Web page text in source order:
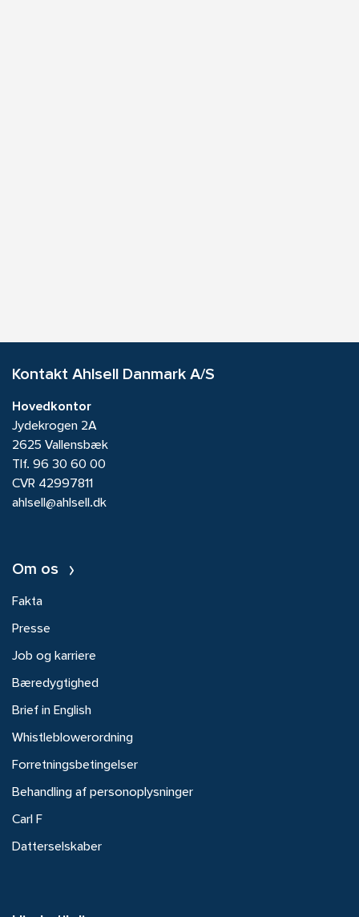
Kontakt Ahlsell Danmark A/S
Hovedkontor
Jydekrogen 2A
2625 Vallensbæk
Tlf. 96 30 60 00
CVR 42997811
ahlsell@ahlsell.dk
Om os
Fakta
Presse
Job og karriere
Bæredygtighed
Brief in English
Whistleblowerordning
Forretningsbetingelser
Behandling af personoplysninger
Carl F
Datterselskaber